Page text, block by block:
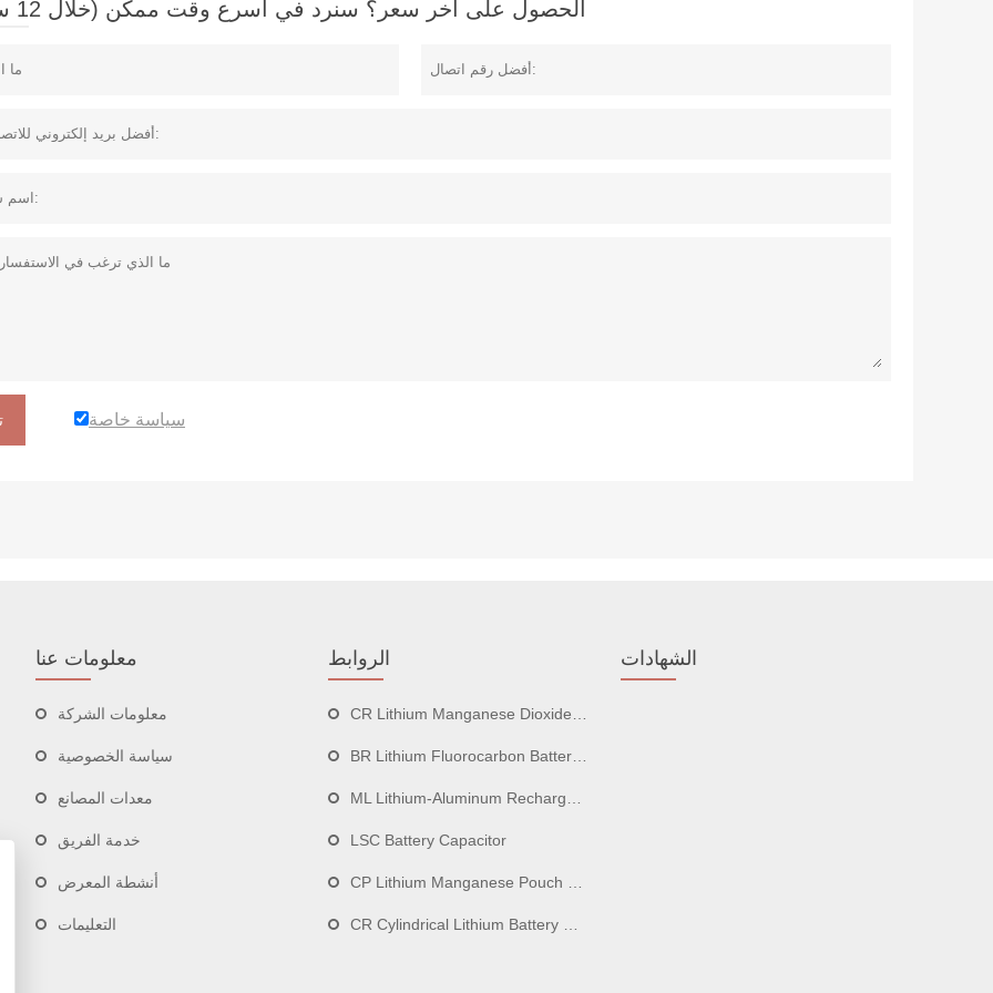
الحصول على آخر سعر؟ سنرد في أسرع وقت ممكن (خلال 12 ساعة)
سياسة خاصة
معلومات عنا
معلومات الشركة
سياسة الخصوصية
معدات المصانع
خدمة الفريق
أنشطة المعرض
التعليمات
الروابط
CR Lithium Manganese Dioxide Batteries
BR Lithium Fluorocarbon Batteries
ML Lithium-Aluminum Rechargeable Batteries
LSC Battery Capacitor
CP Lithium Manganese Pouch Batteries
CR Cylindrical Lithium Battery Cells
الشهادات